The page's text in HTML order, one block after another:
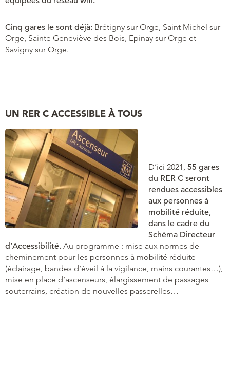
Cinq gares le sont déjà: Brétigny sur Orge, Saint Michel sur
Orge, Sainte Geneviève des Bois, Epinay sur Orge et
Savigny sur Orge.
UN RER C ACCESSIBLE À TOUS
D’ici 2021, 55 gares
du RER C seront
rendues accessibles
aux personnes à
mobilité réduite,
dans le cadre du
Schéma Directeur
d’Accessibilité. Au programme : mise aux normes de
cheminement pour les personnes à mobilité réduite
(éclairage, bandes d’éveil à la vigilance, mains courantes…),
mise en place d’ascenseurs, élargissement de passages
souterrains, création de nouvelles passerelles…